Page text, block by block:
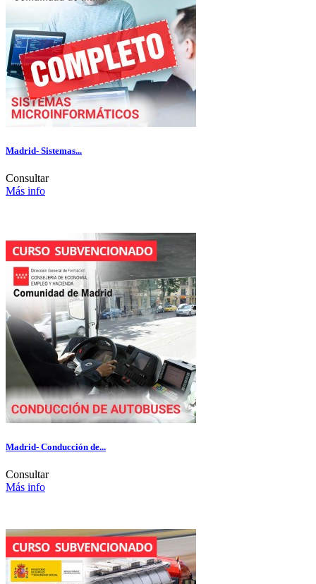
Madrid- Sistemas...
Consultar
Más info
Madrid- Conducción de...
Consultar
Más info